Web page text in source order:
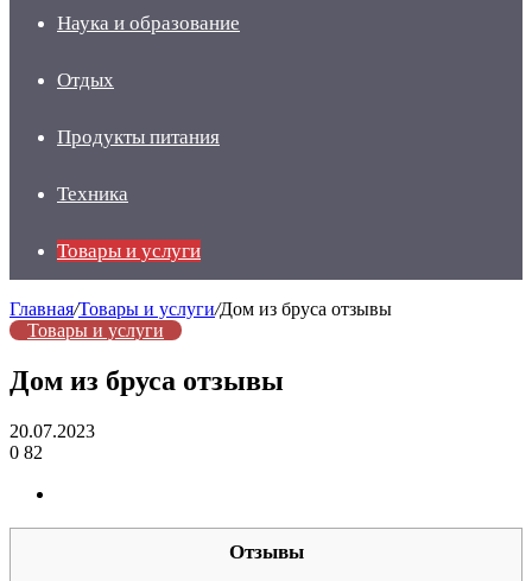
Наука и образование
Отдых
Продукты питания
Техника
Товары и услуги
Главная/Товары и услуги/Дом из бруса отзывы
Товары и услуги
Дом из бруса отзывы
20.07.2023
0 82
Отзывы